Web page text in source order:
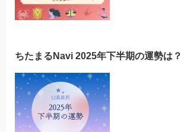
ちたまるNavi 2025年下半期の運勢は？